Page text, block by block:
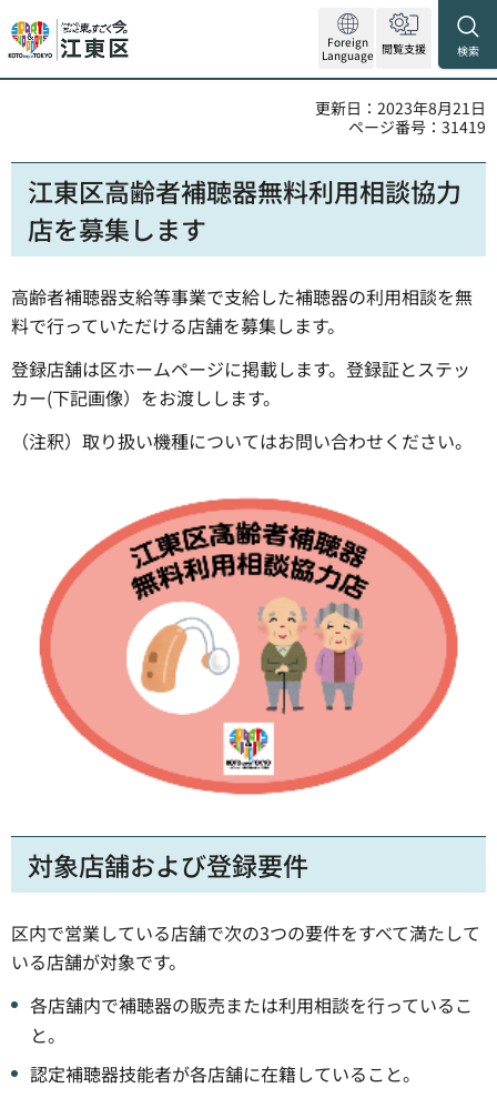
Foreign
Language 閲覧支援 検索
更新日：2023年8月21日
ページ番号：31419
江東区高齢者補聴器無料利用相談協力
店を募集します
高齢者補聴器支給等事業で支給した補聴器の利用相談を無
料で行っていただける店舗を募集します。
登録店舗は区ホームページに掲載します。登録証とステッ
カー(下記画像）をお渡しします。
（注釈）取り扱い機種についてはお問い合わせください。
対象店舗および登録要件
区内で営業している店舗で次の3つの要件をすべて満たして
いる店舗が対象です。
各店舗内で補聴器の販売または利用相談を行っているこ
と。
認定補聴器技能者が各店舗に在籍していること。